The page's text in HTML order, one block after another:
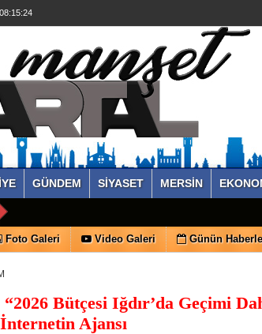
GÜNDEM SİYASET MERSİN
Foto Galeri Video Galeri Günün
Bütçesi Iğdır’da Geçimi
Ajansı